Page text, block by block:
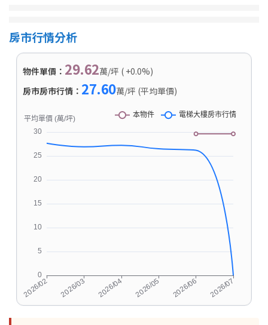
房市行情分析
物件單價： 29.62萬/坪 ( +0.0%)
房市房市行情： 27.60萬/坪 (平均單價)